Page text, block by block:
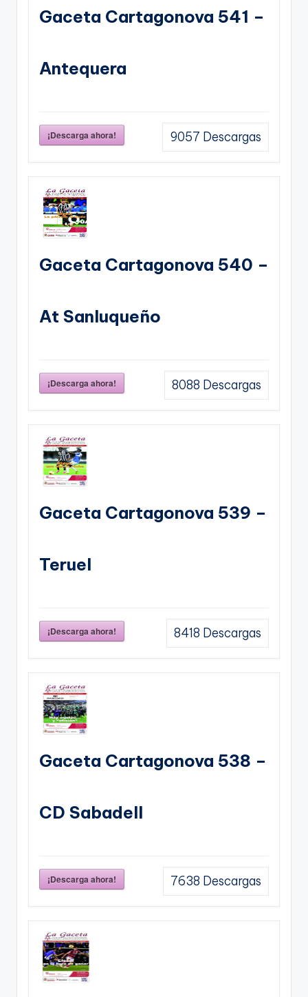
Gaceta Cartagonova 541 –
Antequera
¡Descarga ahora! 9057 Descargas
Gaceta Cartagonova 540 –
At Sanluqueño
¡Descarga ahora! 8088 Descargas
Gaceta Cartagonova 539 –
Teruel
¡Descarga ahora! 8418 Descargas
Gaceta Cartagonova 538 –
CD Sabadell
¡Descarga ahora! 7638 Descargas